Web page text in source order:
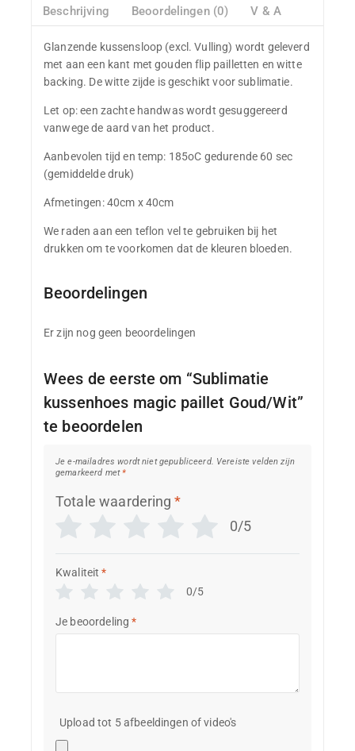
Beschrijving Beoordelingen (0) V & A
Glanzende kussensloop (excl. Vulling) wordt geleverd
met aan een kant met gouden flip pailletten en witte
backing. De witte zijde is geschikt voor sublimatie.
Let op: een zachte handwas wordt gesuggereerd
vanwege de aard van het product.
Aanbevolen tijd en temp: 185oC gedurende 60 sec
(gemiddelde druk)
Afmetingen: 40cm x 40cm
We raden aan een teflon vel te gebruiken bij het
drukken om te voorkomen dat de kleuren bloeden.
Beoordelingen
Er zijn nog geen beoordelingen
Wees de eerste om “Sublimatie
kussenhoes magic paillet Goud/Wit”
te beoordelen
Je e-mailadres wordt niet gepubliceerd. Vereiste velden zijn
gemarkeerd met*
Totale waardering *
0/5
Kwaliteit *
0/5
Je beoordeling*
Upload tot 5 afbeeldingen of video's